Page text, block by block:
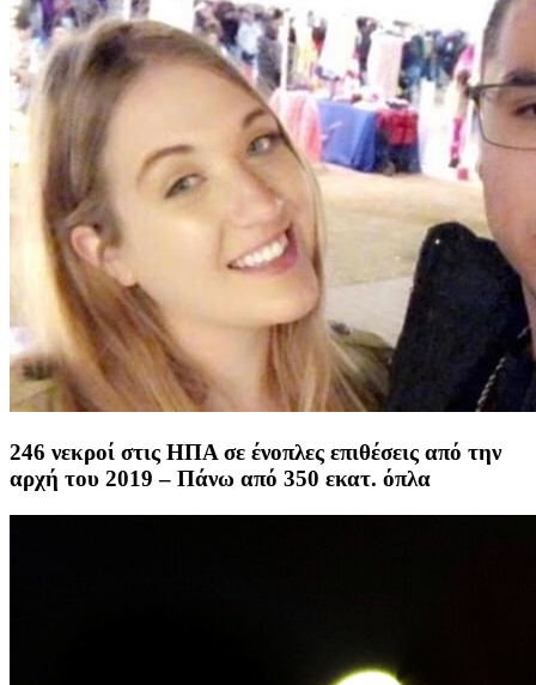
246 νεκροί στις ΗΠΑ σε ένοπλες επιθέσεις από την
αρχή του 2019 – Πάνω από 350 εκατ. όπλα